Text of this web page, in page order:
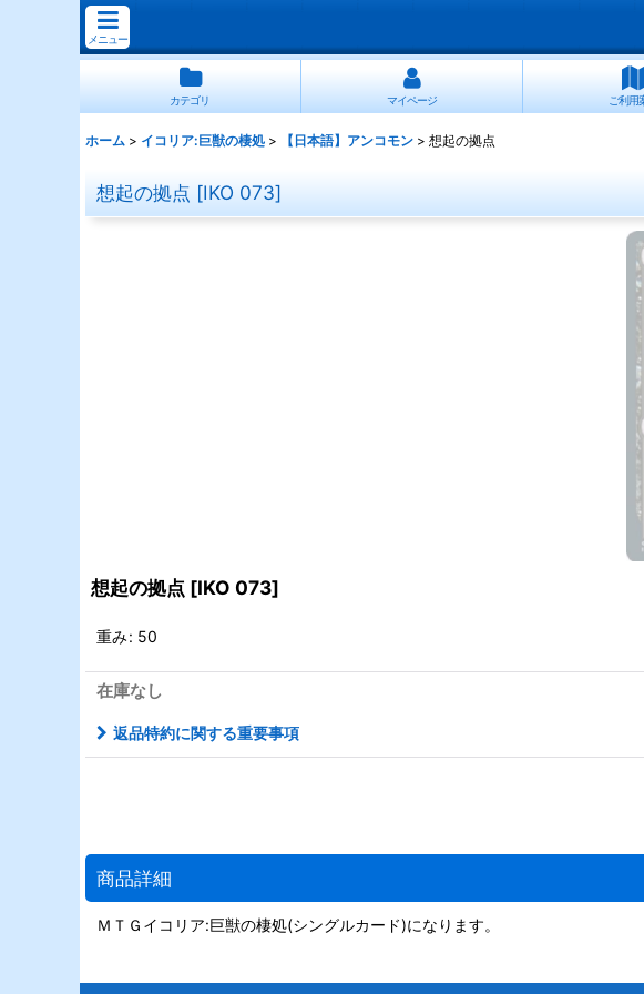
メニュー
カテゴリ マイページ ご利用
ホーム > イコリア:巨獣の棲処 > 【日本語】アンコモン > 想起の拠点
想起の拠点 [IKO 073]
想起の拠点 [IKO 073]
重み: 50
在庫なし
返品特約に関する重要事項
商品詳細
ＭＴＧイコリア:巨獣の棲処(シングルカード)になります。